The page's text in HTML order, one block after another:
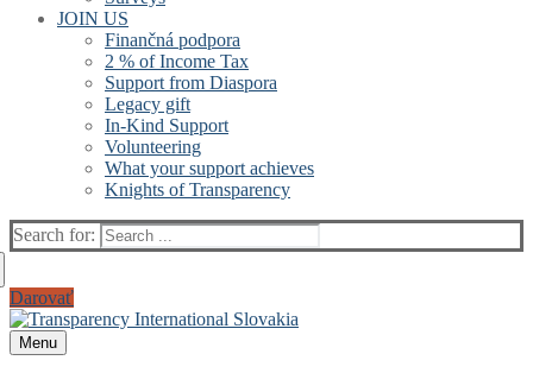
JOIN US
Finančná podpora
2 % of Income Tax
Support from Diaspora
Legacy gift
In-Kind Support
Volunteering
What your support achieves
Knights of Transparency
Search for:
Darovať
Menu